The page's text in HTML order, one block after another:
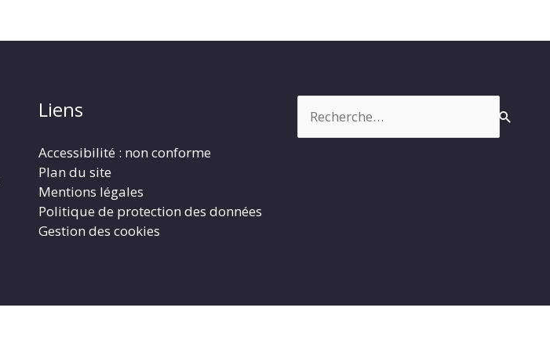
Liens
Accessibilité : non conforme
Plan du site
Mentions légales
Politique de protection des données
Gestion des cookies